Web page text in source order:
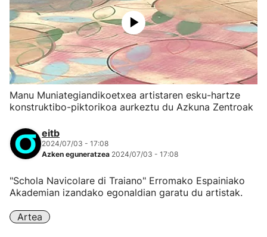
Manu Muniategiandikoetxea artistaren esku-hartze
konstruktibo-piktorikoa aurkeztu du Azkuna Zentroak
eitb
2024/07/03 - 17:08
Azken eguneratzea 2024/07/03 - 17:08
"Schola Navicolare di Traiano" Erromako Espainiako
Akademian izandako egonaldian garatu du artistak.
Artea